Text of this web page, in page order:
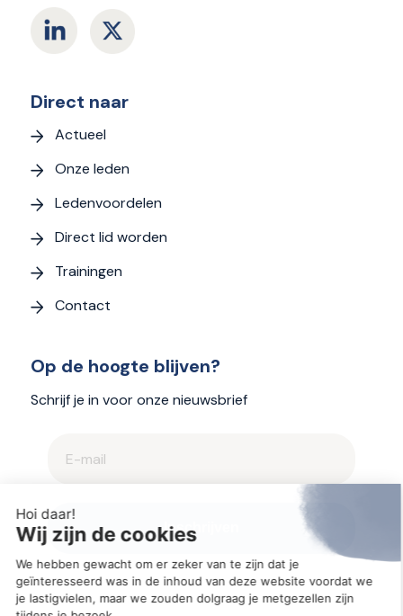
Direct naar
Actueel
Onze leden
Ledenvoordelen
Direct lid worden
Trainingen
Contact
Op de hoogte blijven?
Schrijf je in voor onze nieuwsbrief